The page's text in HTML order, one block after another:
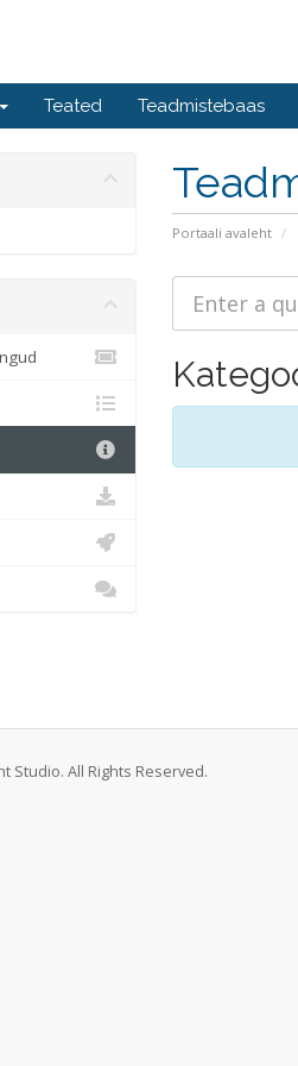
Teated Teadmistebaas
Portaali avaleht
Studio. All Rights Reserved.